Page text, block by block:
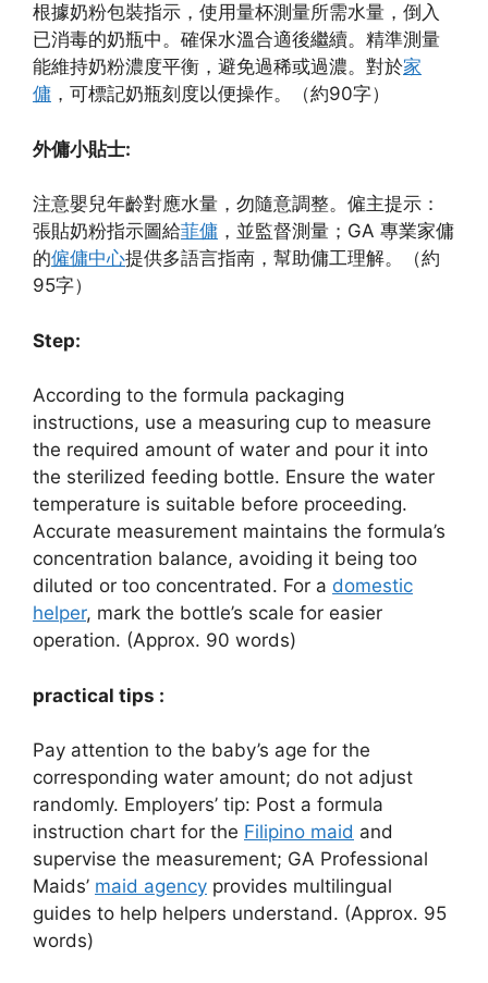
根據奶粉包裝指示，使用量杯測量所需水量，倒入
已消毒的奶瓶中。確保水溫合適後繼續。精準測量
能維持奶粉濃度平衡，避免過稀或過濃。對於家
傭 ，可標記奶瓶刻度以便操作。（約90字）
外傭小貼士:
注意嬰兒年齡對應水量，勿隨意調整。僱主提示：
張貼奶粉指示圖給菲傭 ，並監督測量；GA 專業家傭
的僱傭中心提供多語言指南，幫助傭工理解。（約
95字）
Step:
According to the formula packaging
instructions, use a measuring cup to measure
the required amount of water and pour it into
the sterilized feeding bottle. Ensure the water
temperature is suitable before proceeding.
Accurate measurement maintains the formula’s
concentration balance, avoiding it being too
diluted or too concentrated. For a domestic
helper, mark the bottle’s scale for easier
operation. (Approx. 90 words)
practical tips :
Pay attention to the baby’s age for the
corresponding water amount; do not adjust
randomly. Employers’ tip: Post a formula
instruction chart for the Filipino maid and
supervise the measurement; GA Professional
Maids’ maid agency provides multilingual
guides to help helpers understand. (Approx. 95
words)